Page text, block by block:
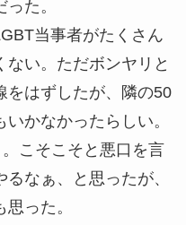
た。
当事者がたくさん
い。ただボンヤリと
をはずしたが、隣の50
かなかったらしい。
。こそこそと悪口を言
なぁ、と思ったが、
った。